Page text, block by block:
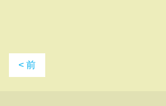
< 前